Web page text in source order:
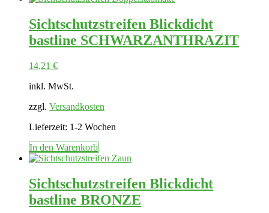
Sichtschutzstreifen Blickdicht
bastline SCHWARZANTHRAZIT
14,21 €
inkl. MwSt.
zzgl. Versandkosten
Lieferzeit: 1-2 Wochen
In den Warenkorb
Sichtschutzstreifen Blickdicht
bastline BRONZE